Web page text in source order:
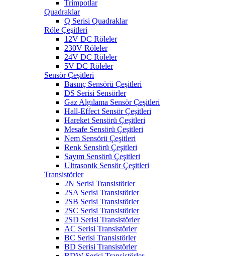
Trimpotlar
Quadraklar
Q Serisi Quadraklar
Röle Çeşitleri
12V DC Röleler
230V Röleler
24V DC Röleler
5V DC Röleler
Sensör Çeşitleri
Basınç Sensörü Çeşitleri
DS Serisi Sensörler
Gaz Algılama Sensör Çeşitleri
Hall-Effect Sensör Çeşitleri
Hareket Sensörü Çeşitleri
Mesafe Sensörü Çeşitleri
Nem Sensörü Çeşitleri
Renk Sensörü Çeşitleri
Sayım Sensörü Çeşitleri
Ultrasonik Sensör Çeşitleri
Transistörler
2N Serisi Transistörler
2SA Serisi Transistörler
2SB Serisi Transistörler
2SC Serisi Transistörler
2SD Serisi Transistörler
AC Serisi Transistörler
BC Serisi Transistörler
BD Serisi Transistörler